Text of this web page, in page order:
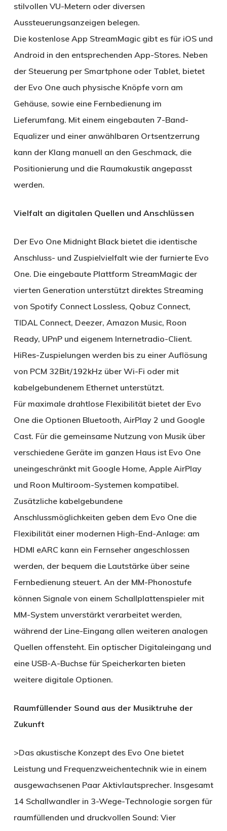
stilvollen VU-Metern oder diversen
Aussteuerungsanzeigen belegen.
Die kostenlose App StreamMagic gibt es für iOS und
Android in den entsprechenden App-Stores. Neben
der Steuerung per Smartphone oder Tablet, bietet
der Evo One auch physische Knöpfe vorn am
Gehäuse, sowie eine Fernbedienung im
Lieferumfang. Mit einem eingebauten 7-Band-
Equalizer und einer anwählbaren Ortsentzerrung
kann der Klang manuell an den Geschmack, die
Positionierung und die Raumakustik angepasst
werden.
Vielfalt an digitalen Quellen und Anschlüssen
Der Evo One Midnight Black bietet die identische
Anschluss- und Zuspielvielfalt wie der furnierte Evo
One. Die eingebaute Plattform StreamMagic der
vierten Generation unterstützt direktes Streaming
von Spotify Connect Lossless, Qobuz Connect,
TIDAL Connect, Deezer, Amazon Music, Roon
Ready, UPnP und eigenem Internetradio-Client.
HiRes-Zuspielungen werden bis zu einer Auflösung
von PCM 32Bit/192kHz über Wi-Fi oder mit
kabelgebundenem Ethernet unterstützt.
Für maximale drahtlose Flexibilität bietet der Evo
One die Optionen Bluetooth, AirPlay 2 und Google
Cast. Für die gemeinsame Nutzung von Musik über
verschiedene Geräte im ganzen Haus ist Evo One
uneingeschränkt mit Google Home, Apple AirPlay
und Roon Multiroom-Systemen kompatibel.
Zusätzliche kabelgebundene
Anschlussmöglichkeiten geben dem Evo One die
Flexibilität einer modernen High-End-Anlage: am
HDMI eARC kann ein Fernseher angeschlossen
werden, der bequem die Lautstärke über seine
Fernbedienung steuert. An der MM-Phonostufe
können Signale von einem Schallplattenspieler mit
MM-System unverstärkt verarbeitet werden,
während der Line-Eingang allen weiteren analogen
Quellen offensteht. Ein optischer Digitaleingang und
eine USB-A-Buchse für Speicherkarten bieten
weitere digitale Optionen.
Raumfüllender Sound aus der Musiktruhe der
Zukunft
>Das akustische Konzept des Evo One bietet
Leistung und Frequenzweichentechnik wie in einem
ausgewachsenen Paar Aktivlautsprecher. Insgesamt
14 Schallwandler in 3-Wege-Technologie sorgen für
raumfüllenden und druckvollen Sound: Vier